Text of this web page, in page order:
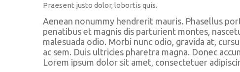
Praesent justo dolor, lobortis quis.
Aenean nonummy hendrerit mauris. Phasellus
penatibus et magnis dis parturient montes,
malesuada odio. Morbi nunc odio, gravida at,
ac sem. Duis ultricies pharetra magna. Donec
Lorem ipsum dolor sit amet, consectetuer